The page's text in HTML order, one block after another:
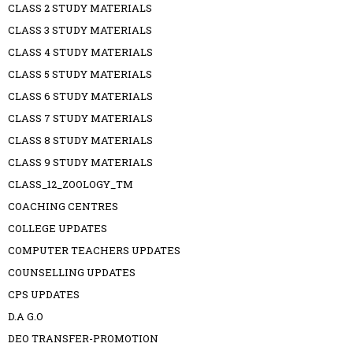
CLASS 2 STUDY MATERIALS
CLASS 3 STUDY MATERIALS
CLASS 4 STUDY MATERIALS
CLASS 5 STUDY MATERIALS
CLASS 6 STUDY MATERIALS
CLASS 7 STUDY MATERIALS
CLASS 8 STUDY MATERIALS
CLASS 9 STUDY MATERIALS
CLASS_12_ZOOLOGY_TM
COACHING CENTRES
COLLEGE UPDATES
COMPUTER TEACHERS UPDATES
COUNSELLING UPDATES
CPS UPDATES
D.A G.O
DEO TRANSFER-PROMOTION